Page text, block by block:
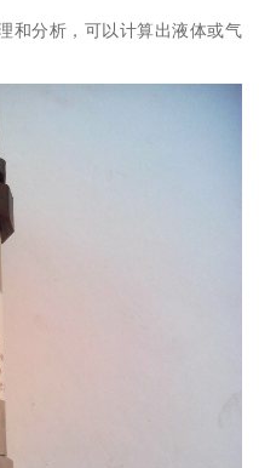
和分析，可以计算出液体或气